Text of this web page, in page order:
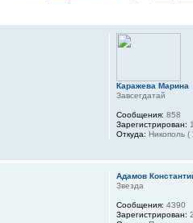
Каражева Марина
Завсегдатай
Сообщения: 858
Зарегистрирован:
Откуда: Никополь (
Адамов
Звезда
Сообщения: 4390
Зарегистрирован: